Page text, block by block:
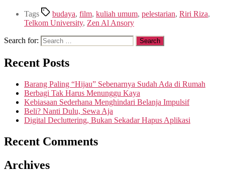
Tags budaya, film, kuliah umum, pelestarian, Riri Riza,
Telkom University, Zen Al Ansory
Search for:
Recent Posts
Barang Paling “Hijau” Sebenarnya Sudah Ada di Rumah
Berbagi Tak Harus Menunggu Kaya
Kebiasaan Sederhana Menghindari Belanja Impulsif
Beli? Nanti Dulu, Sewa Aja
Digital Decluttering, Bukan Sekadar Hapus Aplikasi
Recent Comments
Archives